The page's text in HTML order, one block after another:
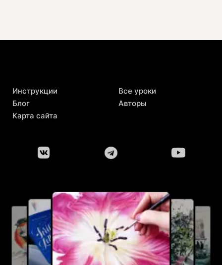
Инструкции
Блог
Карта сайта
Все уроки
Авторы